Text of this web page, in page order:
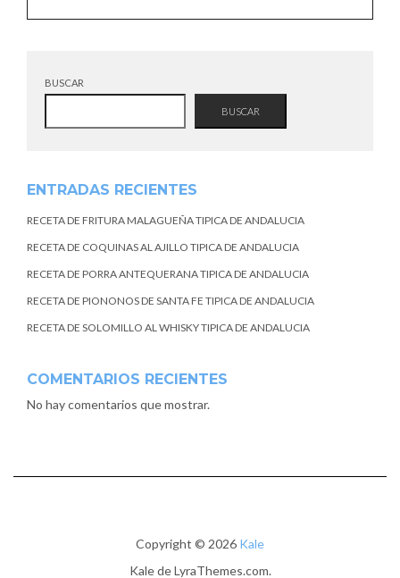
BUSCAR
BUSCAR
ENTRADAS RECIENTES
RECETA DE FRITURA MALAGUEÑA TIPICA DE ANDALUCIA
RECETA DE COQUINAS AL AJILLO TIPICA DE ANDALUCIA
RECETA DE PORRA ANTEQUERANA TIPICA DE ANDALUCIA
RECETA DE PIONONOS DE SANTA FE TIPICA DE ANDALUCIA
RECETA DE SOLOMILLO AL WHISKY TIPICA DE ANDALUCIA
COMENTARIOS RECIENTES
No hay comentarios que mostrar.
Copyright © 2026 Kale
Kalede LyraThemes.com.